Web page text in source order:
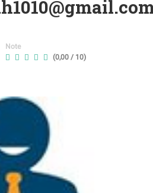
Note
(0,00 / 10)